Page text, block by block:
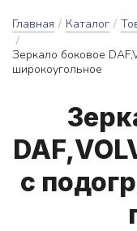
Главная / Каталог /
/
Зеркало боковое
широкоугольное
с